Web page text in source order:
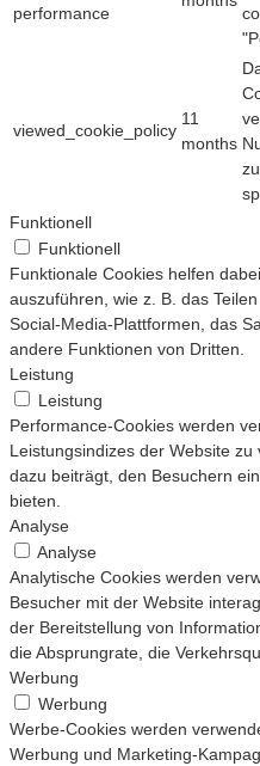
performance
viewed_cookie_policy
11
months
Funktionell
Funktionell
Funktionale Cookies helfen
auszuführen, wie z. B. das
Social-Media-Plattformen, das
andere Funktionen von Dritten.
Leistung
Leistung
Performance-Cookies werden
Leistungsindizes der Website
dazu beiträgt, den Besuchern
bieten.
Analyse
Analyse
Analytische Cookies werden
Besucher mit der Website
der Bereitstellung von
die Absprungrate, die
Werbung
Werbung
Werbe-Cookies werden
Werbung und Marketing-